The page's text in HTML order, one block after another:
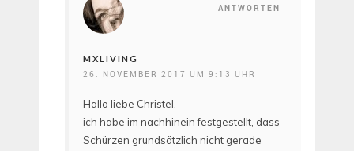
ANTWORTEN
MXLIVING
26. NOVEMBER 2017 UM 9:13 UHR
Hallo liebe Christel,
ich habe im nachhinein festgestellt, dass
Schürzen grundsätzlich nicht gerade